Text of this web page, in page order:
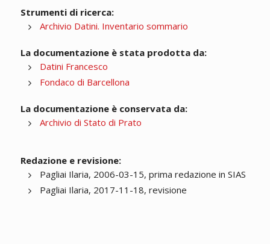
Strumenti di ricerca:
Archivio Datini. Inventario sommario
La documentazione è stata prodotta da:
Datini Francesco
Fondaco di Barcellona
La documentazione è conservata da:
Archivio di Stato di Prato
Redazione e revisione:
Pagliai Ilaria, 2006-03-15, prima redazione in SIAS
Pagliai Ilaria, 2017-11-18, revisione